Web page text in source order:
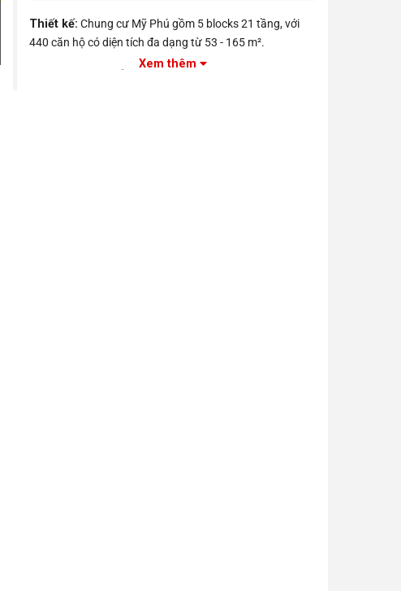
Thiết kế: Chung cư Mỹ Phú gồm 5 blocks 21 tầng, với
440 căn hộ có diện tích đa dạng từ 53 - 165 m².
Xem thêm